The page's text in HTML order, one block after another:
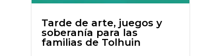
Tarde de arte, juegos y
soberanía para las
familias de Tolhuin